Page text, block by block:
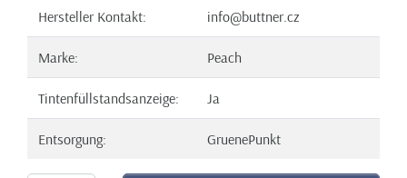
Hersteller Kontakt: info@buttner.cz
Marke: Peach
Tintenfüllstandsanzeige: Ja
Entsorgung: GruenePunkt